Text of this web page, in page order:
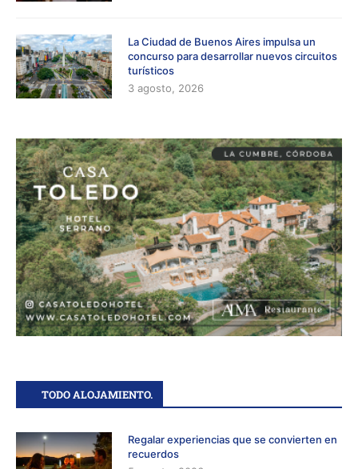
La Ciudad de Buenos Aires impulsa un
concurso para desarrollar nuevos circuitos
turísticos
3 agosto, 2026
TODO ALOJAMIENTO.
Regalar experiencias que se convierten en
recuerdos